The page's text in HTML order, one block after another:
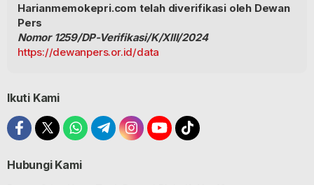
Harianmemokepri.com telah diverifikasi oleh Dewan
Pers
Nomor 1259/DP-Verifikasi/K/XIII/2024
https://dewanpers.or.id/data
Ikuti Kami
Hubungi Kami